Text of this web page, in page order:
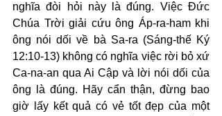
nghĩa đòi hỏi này là đúng. Việc Đức
Chúa Trời giải cứu ông Áp-ra-ham khi
ông nói dối về bà Sa-ra (Sáng-thế Ký
12:10-13) không có nghĩa việc rời bỏ xứ
Ca-na-an qua Ai Cập và lời nói dối của
ông là đúng. Hãy cẩn thận, đừng bao
giờ lấy kết quả có vẻ tốt đẹp của một